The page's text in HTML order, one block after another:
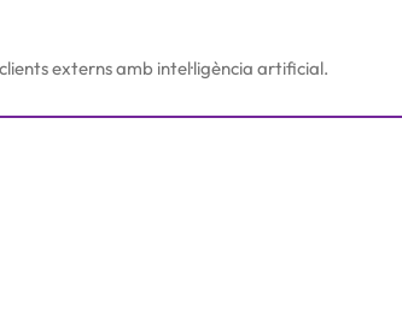
externs amb intel·ligència artificial.